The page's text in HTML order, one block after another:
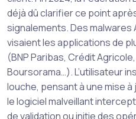
déjà dû clarifier ce point
signalements. Des malwares
visaient les applications de
(BNP Paribas, Crédit
Boursorama…). L’utilisateur
louche, pensant à une mise
le logiciel malveillant
de validation ou initie des